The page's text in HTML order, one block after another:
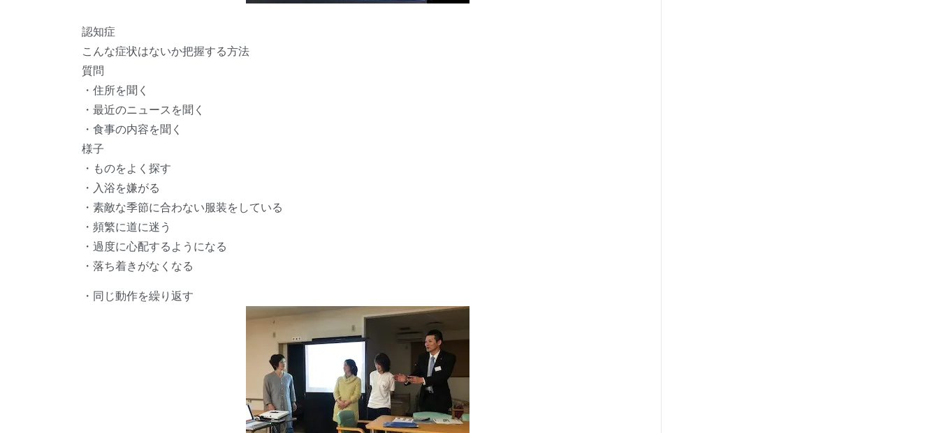
認知症
こんな症状はないか把握する方法
質問
・住所を聞く
・最近のニュースを聞く
・食事の内容を聞く
様子
・ものをよく探す
・入浴を嫌がる
・素敵な季節に合わない服装をしている
・頻繁に道に迷う
・過度に心配するようになる
・落ち着きがなくなる
・同じ動作を繰り返す